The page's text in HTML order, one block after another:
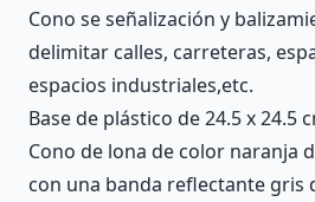
Cono se señalización y
delimitar calles, carreteras,
espacios industriales,etc.
Base de plástico de 24.5 x 24.5
Cono de lona de color naranja
con una banda reflectante gris